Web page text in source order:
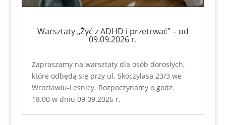
Warsztaty „Żyć z ADHD i przetrwać” – od
09.09.2026 r.
Zapraszamy na warsztaty dla osób dorosłych,
które odbędą się przy ul. Skoczylasa 23/3 we
Wrocławiu-Leśnicy. Rozpoczynamy o godz.
18.00 w dniu 09.09.2026 r.